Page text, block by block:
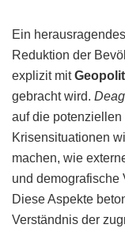
Ein
Reduktion der
explizit mit
gebracht wird.
auf die
Krisensituationen
machen, wie
und demografische
Diese Aspekte
Verständnis der